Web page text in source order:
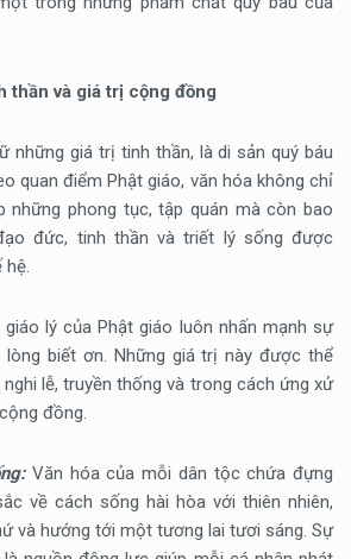
thần và giá trị cộng đồng
những giá trị tinh thần, là di sản quý báu
quan điểm Phật giáo, văn hóa không chỉ
những phong tục, tập quán mà còn bao
đức, tinh thần và triết lý sống được
hệ.
giáo lý của Phật giáo luôn nhấn mạnh sự
lòng biết ơn. Những giá trị này được thể
lễ, truyền thống và trong cách ứng xử
đồng.
Văn hóa của mỗi dân tộc chứa đựng
về cách sống hài hòa với thiên nhiên,
và hướng tới một tương lai tươi sáng. Sự